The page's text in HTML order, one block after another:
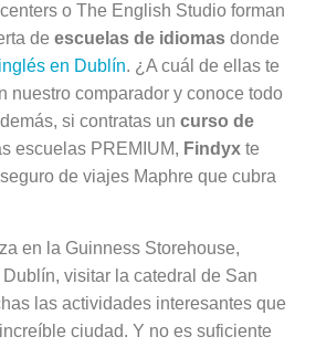
o The English Studio forman
deescuelas de idiomas donde
en Dublín. ¿A cuál de ellas te
nuestro comparador y conoce todo
si contratas uncurso de
escuelas PREMIUM, Findyx te
de viajes Maphre que cubra
en la Guinness Storehouse,
visitar la catedral de San
las actividades interesantes que
ciudad. Y no es suficiente